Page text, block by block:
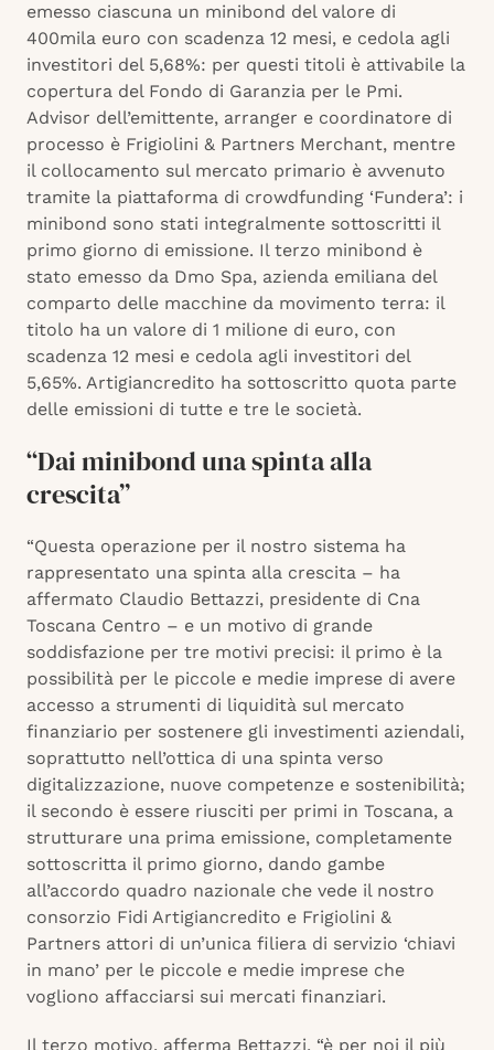
emesso ciascuna un minibond del valore di
400mila euro con scadenza 12 mesi, e cedola agli
investitori del 5,68%: per questi titoli è attivabile la
copertura del Fondo di Garanzia per le Pmi.
Advisor dell’emittente, arranger e coordinatore di
processo è Frigiolini & Partners Merchant, mentre
il collocamento sul mercato primario è avvenuto
tramite la piattaforma di crowdfunding ‘Fundera’: i
minibond sono stati integralmente sottoscritti il
primo giorno di emissione. Il terzo minibond è
stato emesso da Dmo Spa, azienda emiliana del
comparto delle macchine da movimento terra: il
titolo ha un valore di 1 milione di euro, con
scadenza 12 mesi e cedola agli investitori del
5,65%. Artigiancredito ha sottoscritto quota parte
delle emissioni di tutte e tre le società.
“Dai minibond una spinta alla
crescita”
“Questa operazione per il nostro sistema ha
rappresentato una spinta alla crescita – ha
affermato Claudio Bettazzi, presidente di Cna
Toscana Centro – e un motivo di grande
soddisfazione per tre motivi precisi: il primo è la
possibilità per le piccole e medie imprese di avere
accesso a strumenti di liquidità sul mercato
finanziario per sostenere gli investimenti aziendali,
soprattutto nell’ottica di una spinta verso
digitalizzazione, nuove competenze e sostenibilità;
il secondo è essere riusciti per primi in Toscana, a
strutturare una prima emissione, completamente
sottoscritta il primo giorno, dando gambe
all’accordo quadro nazionale che vede il nostro
consorzio Fidi Artigiancredito e Frigiolini &
Partners attori di un’unica filiera di servizio ‘chiavi
in mano’ per le piccole e medie imprese che
vogliono affacciarsi sui mercati finanziari.
Il terzo motivo, afferma Bettazzi, “è per noi il più